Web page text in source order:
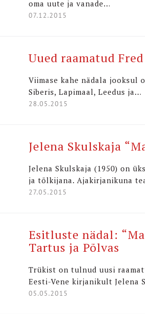
oma uute ja vanade…
07.12.2015
Uued raamatud
Viimase kahe nädala jooksul
Siberis, Lapimaal, Leedus ja…
28.05.2015
Jelena Skulskaja
Jelena Skulskaja (1950) on
ja tõlkijana. Ajakirjanikuna
27.05.2015
Esitluste nädal:
Tartus ja Põlvas
Trükist on tulnud uusi
Eesti-Vene kirjanikult Jelena
05.05.2015